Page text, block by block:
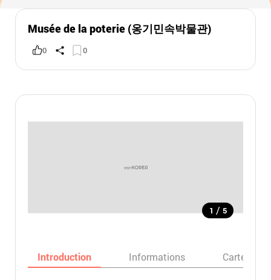
Musée de la poterie (옹기민속박물관)
0 0
1 / 5
Introduction Informations Carte